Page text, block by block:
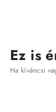
Ez is
Ha kíváncsi